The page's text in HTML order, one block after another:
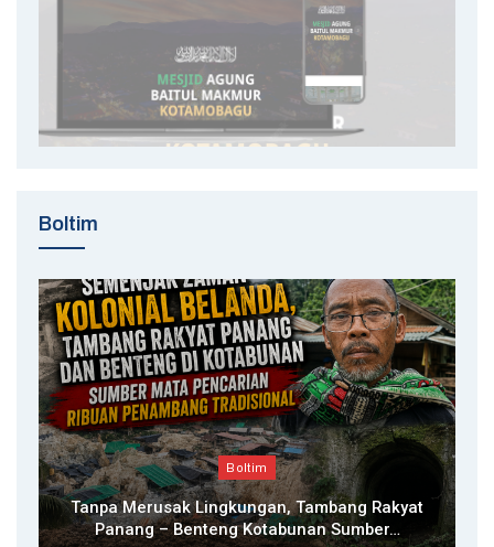
Boltim
Boltim
Tanpa Merusak Lingkungan, Tambang Rakyat
Panang – Benteng Kotabunan Sumber…